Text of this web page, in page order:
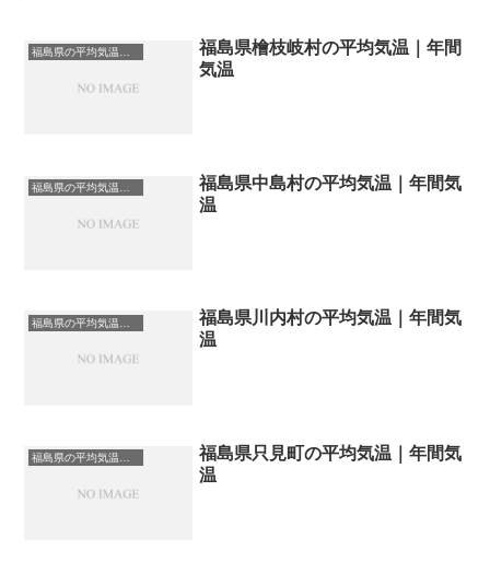
福島県の平均気温まとめ
福島県檜枝岐村の平均気温｜年間
気温
福島県中島村の平均気温｜年間気
温
福島県川内村の平均気温｜年間気
温
福島県の平均気温まとめ
福島県只見町の平均気温｜年間気
温